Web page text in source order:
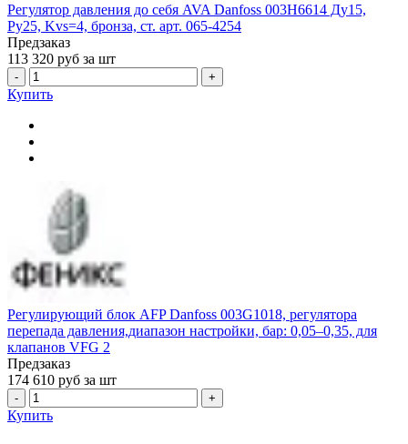
Регулятор давления до себя AVA Danfoss 003H6614 Ду15,
Ру25, Kvs=4, бронза, ст. арт. 065-4254
Предзаказ
113 320 руб за шт
- +
Купить
Регулирующий блок AFP Danfoss 003G1018, регулятора
перепада давления,диапазон настройки, бар: 0,05–0,35, для
клапанов VFG 2
Предзаказ
174 610 руб за шт
- +
Купить